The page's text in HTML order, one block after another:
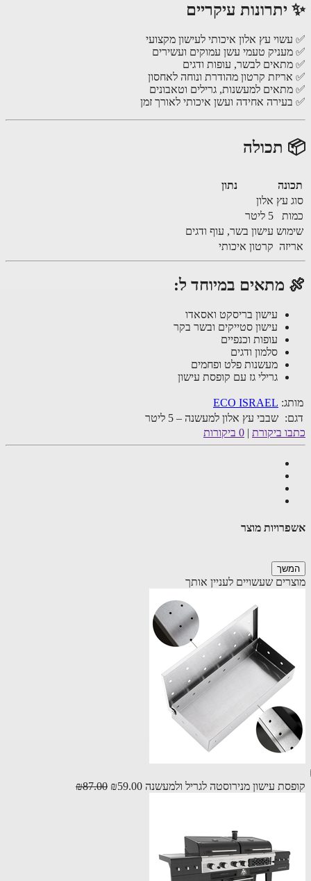
עיקריים
עץ אלון איכותי לעישון מקצועי
טעמי עשן עמוקים ועשירים
לבשר, עופות ודגים
קרטון מהודרת ונוחה לאחסון
למעשנות, גרילים וטאבונים
אחידה ועשן איכותי לאורך זמן
תכולה
עץ אלון
5 ליטר
עישון בשר, עוף ודגים
קרטון איכותי
מתאים במיוחד ל:
עישון בריסקט ואסאדו
עישון סטייקים ובשר בקר
עופות וכנפיים
סלמון ודגים
מעשנות פלט ופחמים
גרילי גז עם קופסת עישון
ECO ISRAEL
שבבי עץ אלון למעשנה – 5 ליטר
ביקורת|0 ביקורות
מוצר
שעשויים לעניין אותך
עישון מנירוסטה לגריל ולמעשנה ₪59.00
₪87.00